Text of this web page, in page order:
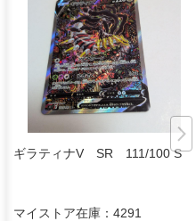
ギラティナV SR 111/100 SA
マイストア在庫： 4291